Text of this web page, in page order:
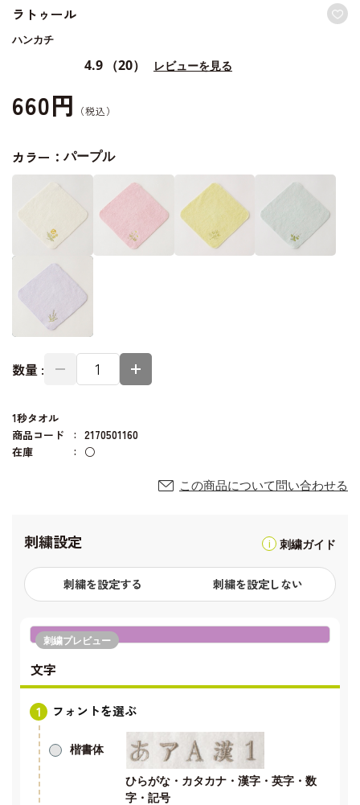
ラトゥール
ハンカチ
4.9 （20） レビューを見る
660円
カラー：パープル
数量 :
1秒タオル
商品コード
2170501160
在庫
○
この商品について問い合わせる
刺繍設定 刺繍ガイド
刺繍を設定する 刺繍を設定しない
刺繍プレビュー
文字
フォントを選ぶ
楷書体
ひらがな・カタカナ・漢字・英字・数
字・記号